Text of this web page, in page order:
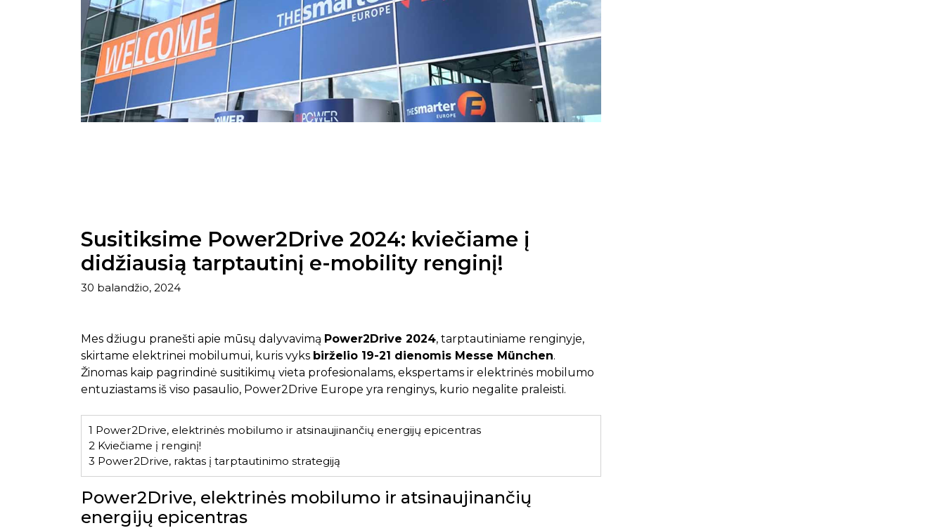
Susitiksime Power2Drive 2024: kviečiame į
didžiausią tarptautinį e-mobility renginį!
30 balandžio, 2024
Mes džiugu pranešti apie mūsų dalyvavimą Power2Drive 2024, tarptautiniame renginyje,
skirtame elektrinei mobilumui, kuris vyks birželio 19-21 dienomis Messe München.
Žinomas kaip pagrindinė susitikimų vieta profesionalams, ekspertams ir elektrinės mobilumo
entuziastams iš viso pasaulio, Power2Drive Europe yra renginys, kurio negalite praleisti.
1 Power2Drive, elektrinės mobilumo ir atsinaujinančių energijų epicentras
2Kviečiame į renginį!
3 Power2Drive, raktas į tarptautinimo strategiją
Power2Drive, elektrinės mobilumo ir atsinaujinančių
energijų epicentras